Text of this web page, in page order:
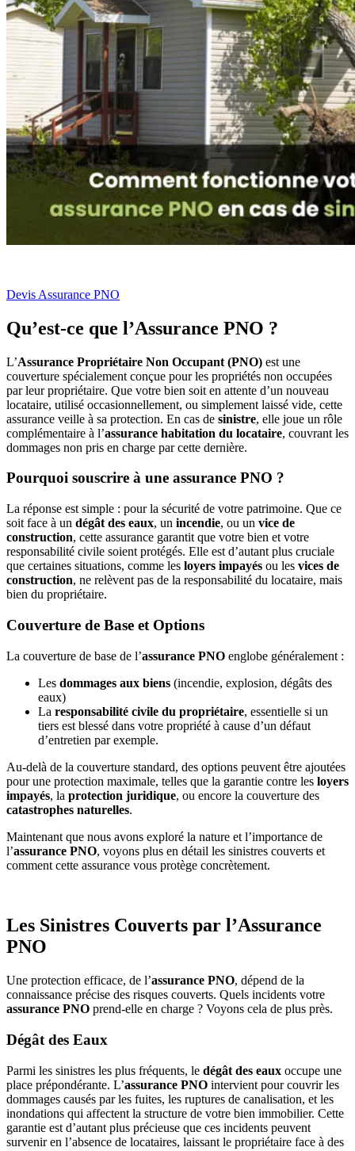
Devis Assurance PNO
Qu’est-ce que l’Assurance PNO ?
L’Assurance Propriétaire Non Occupant (PNO) est une
couverture spécialement conçue pour les propriétés non occupées
par leur propriétaire. Que votre bien soit en attente d’un nouveau
locataire, utilisé occasionnellement, ou simplement laissé vide, cette
assurance veille à sa protection. En cas de sinistre, elle joue un rôle
complémentaire à l’assurance habitation du locataire, couvrant les
dommages non pris en charge par cette dernière.
Pourquoi souscrire à une assurance PNO ?
La réponse est simple : pour la sécurité de votre patrimoine. Que ce
soit face à un dégât des eaux, un incendie, ou un vice de
construction, cette assurance garantit que votre bien et votre
responsabilité civile soient protégés. Elle est d’autant plus cruciale
que certaines situations, comme les loyers impayés ou les vices de
construction, ne relèvent pas de la responsabilité du locataire, mais
bien du propriétaire.
Couverture de Base et Options
La couverture de base de l’assurance PNO englobe généralement :
Les dommages aux biens (incendie, explosion, dégâts des
eaux)
La responsabilité civile du propriétaire, essentielle si un
tiers est blessé dans votre propriété à cause d’un défaut
d’entretien par exemple.
Au-delà de la couverture standard, des options peuvent être ajoutées
pour une protection maximale, telles que la garantie contre les loyers
impayés, la protection juridique, ou encore la couverture des
catastrophes naturelles.
Maintenant que nous avons exploré la nature et l’importance de
l’assurance PNO, voyons plus en détail les sinistres couverts et
comment cette assurance vous protège concrètement.
Les Sinistres Couverts par l’Assurance
PNO
Une protection efficace, de l’assurance PNO, dépend de la
connaissance précise des risques couverts. Quels incidents votre
assurance PNO prend-elle en charge ? Voyons cela de plus près.
Dégât des Eaux
Parmi les sinistres les plus fréquents, le dégât des eaux occupe une
place prépondérante. L’assurance PNO intervient pour couvrir les
dommages causés par les fuites, les ruptures de canalisation, et les
inondations qui affectent la structure de votre bien immobilier. Cette
garantie est d’autant plus précieuse que ces incidents peuvent
survenir en l’absence de locataires, laissant le propriétaire face à des